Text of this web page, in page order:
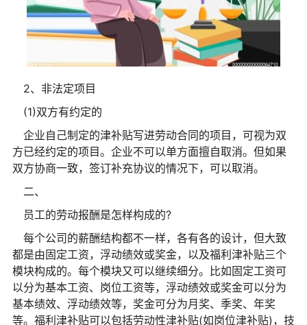
2、非法定项目
(1)双方有约定的
企业自己制定的津补贴写进劳动合同的项目，可视为双
方已经约定的项目。企业不可以单方面擅自取消。但如果
双方协商一致，签订补充协议的情况下，可以取消。
二、
员工的劳动报酬是怎样构成的?
每个公司的薪酬结构都不一样，各有各的设计，但大致
都是由固定工资，浮动绩效或奖金，以及福利津补贴三个
模块构成的。每个模块又可以继续细分。比如固定工资可
以分为基本工资、岗位工资等，浮动绩效或奖金可以分为
基本绩效、浮动绩效等，奖金可分为月奖、季奖、年奖
等。福利津补贴可以包括劳动性津补贴(如岗位津补贴)，技